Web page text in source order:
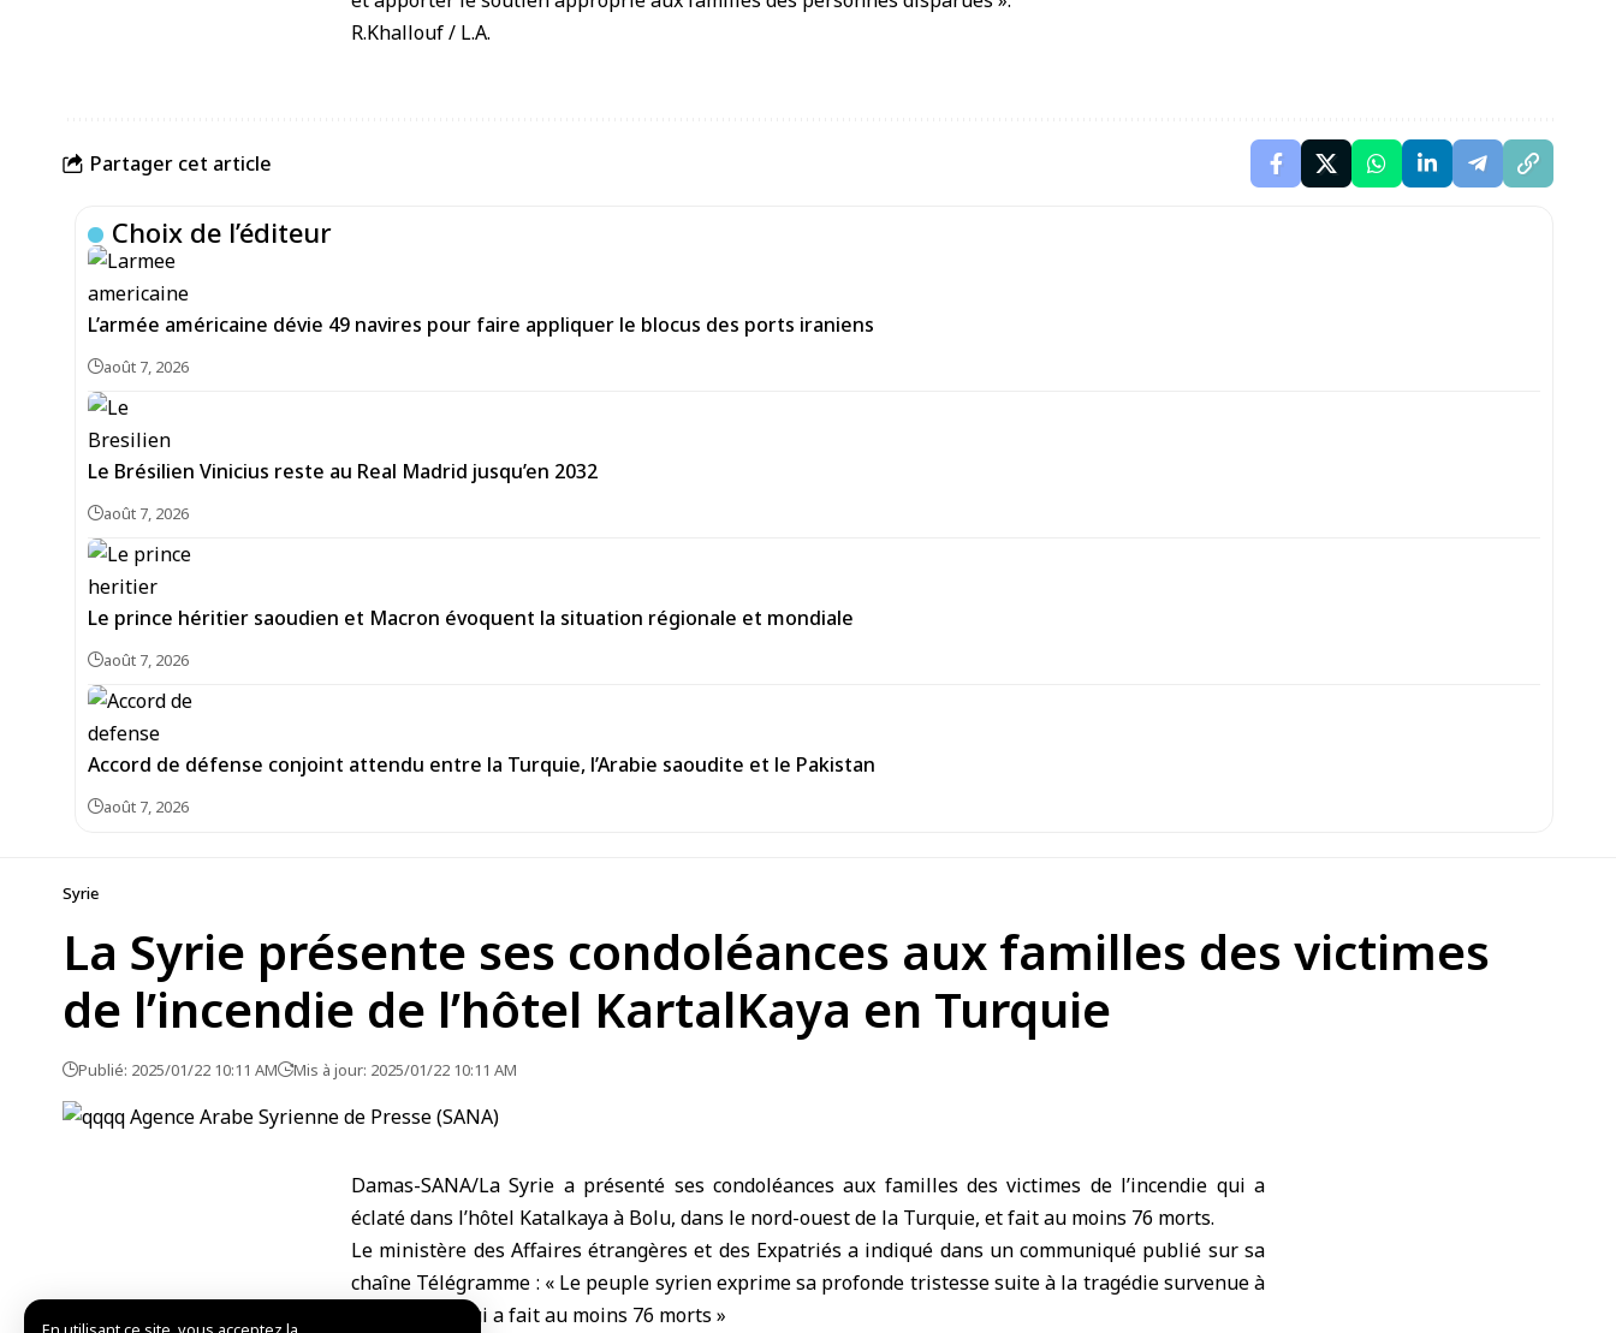
R.Khallouf / L.A.
Partager cet article
Choix de l’éditeur
L’armée américaine dévie 49 navires pour faire appliquer le blocus des ports iraniens
août 7, 2026
Le Brésilien Vinicius reste au Real Madrid jusqu’en 2032
août 7, 2026
Le prince héritier saoudien et Macron évoquent la situation régionale et mondiale
août 7, 2026
Accord de défense conjoint attendu entre la Turquie, l’Arabie saoudite et le Pakistan
août 7, 2026
Syrie
La Syrie présente ses condoléances aux familles des victimes
de l’incendie de l’hôtel KartalKaya en Turquie
Publié: 2025/01/22 10:11 AM Mis à jour: 2025/01/22 10:11 AM
Damas-SANA/La Syrie a présenté ses condoléances aux familles des victimes de l’incendie qui a
éclaté dans l’hôtel Katalkaya à Bolu, dans le nord-ouest de la Turquie, et fait au moins 76 morts.
Le ministère des Affaires étrangères et des Expatriés a indiqué dans un communiqué publié sur sa
chaîne Télégramme : « Le peuple syrien exprime sa profonde tristesse suite à la tragédie survenue à
KartalKaya, qui a fait au moins 76 morts »